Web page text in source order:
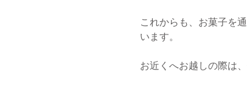
これからも、お菓子を
います。
お近くへお越しの際は